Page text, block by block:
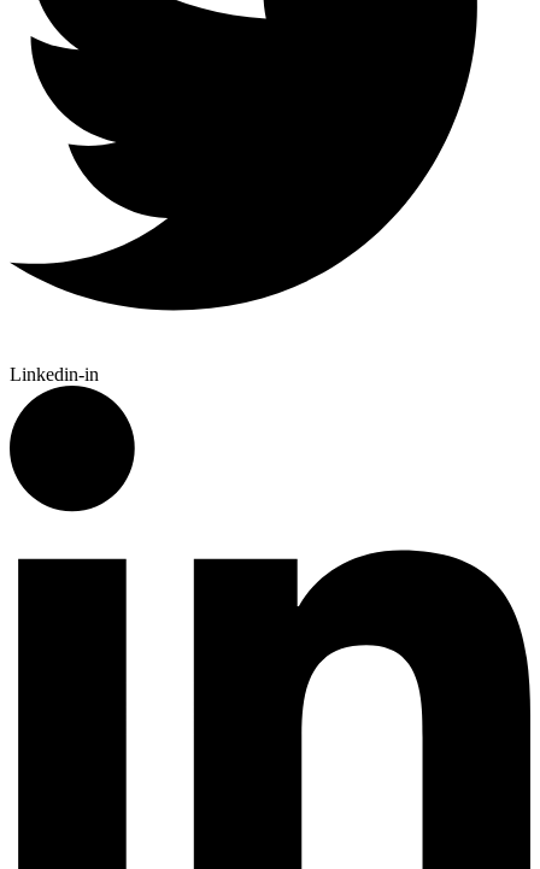
Linkedin-in